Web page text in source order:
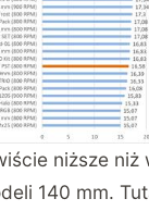
niższe niż
140 mm.